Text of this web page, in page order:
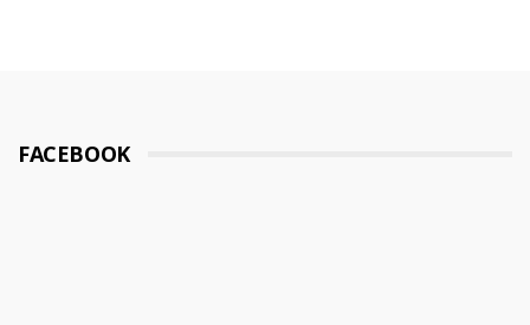
FACEBOOK